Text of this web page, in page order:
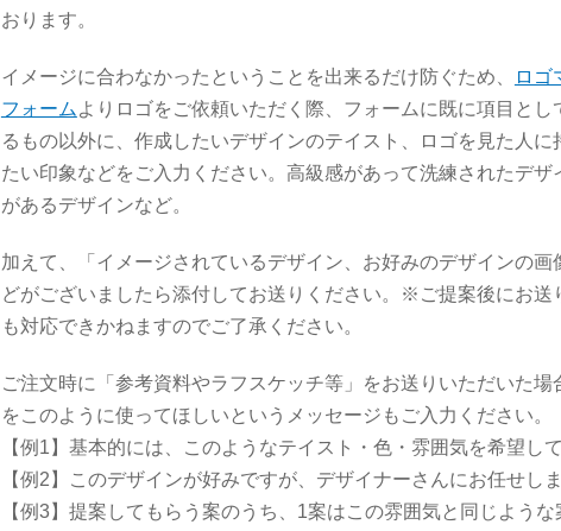
おります。
イメージに合わなかったということを出来るだけ防ぐため、
ロゴ
フォーム よりロゴをご依頼いただく際、フォームに既に項目とし
るもの以外に、作成したいデザインのテイスト、ロゴを見た人に
たい印象などをご入力ください。高級感があって洗練されたデザ
があるデザインなど。
加えて、「イメージされているデザイン、お好みのデザインの画
どがございましたら添付してお送りください。※ご提案後にお送
も対応できかねますのでご了承ください。
ご注文時に「参考資料やラフスケッチ等」をお送りいただいた場
をこのように使ってほしいというメッセージもご入力ください。
【例1】基本的には、このようなテイスト・色・雰囲気を希望して
【例2】このデザインが好みですが、デザイナーさんにお任せしま
【例3】提案してもらう案のうち、1案はこの雰囲気と同じような